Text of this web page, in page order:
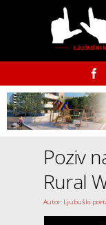
Poziv
Rural
Autor: Ljubuški